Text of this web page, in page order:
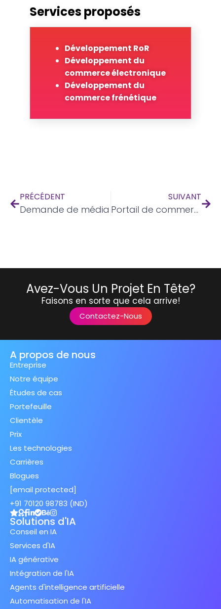
Services proposés
Développement RoR
Développement du
commerce électronique
Développement du
commerce frénétique
PRÉCÉDENT
Demande de média
SUIVANT
Portail de commerce électronique pour les produits de marque
Avez-Vous Un Projet En Tête?
Faisons en sorte que cela arrive!
Contactez-Nous
A propos de nous
Entreprise
Notre équipe
Études de cas
Portefeuille
Clientèle
Prix
Les technologies
Carrières
Blogues
[email protected]
+91 70120 98783 (IND)
Solutions d'IA
Conseil en IA
Services d'IA
IA générative
Intégration de l'IA
Agents d'intelligence artificielle
Automatisation de l'IA